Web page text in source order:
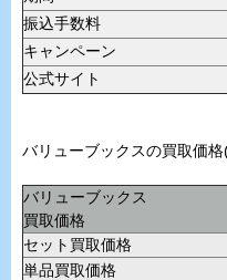
振込手数料
キャンペーン
公式サイト
バリューブックスの買取価
バリューブックス
買取価格
セット買取価格
単品買取価格